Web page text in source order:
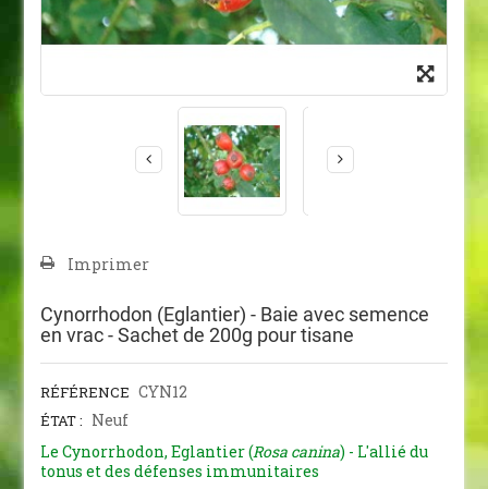
Imprimer
Cynorrhodon (Eglantier) - Baie avec semence
en vrac - Sachet de 200g pour tisane
RÉFÉRENCE CYN12
ÉTAT : Neuf
Le Cynorrhodon, Eglantier (Rosa canina) - L'allié du
tonus et des défenses immunitaires